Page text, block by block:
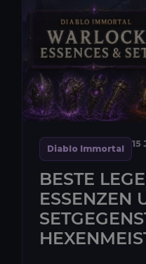
Diablo Immortal 15
BESTE
ESSENZEN